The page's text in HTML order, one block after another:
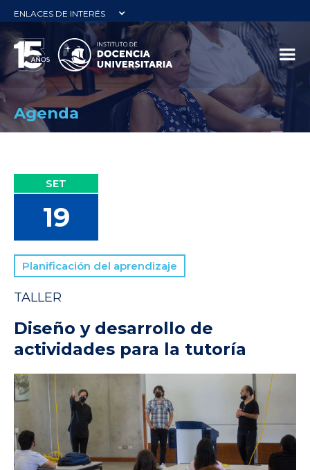
ENLACES DE INTERÉS
Agenda
SET
19
Planificación del aprendizaje
TALLER
Diseño y desarrollo de
actividades para la tutoría